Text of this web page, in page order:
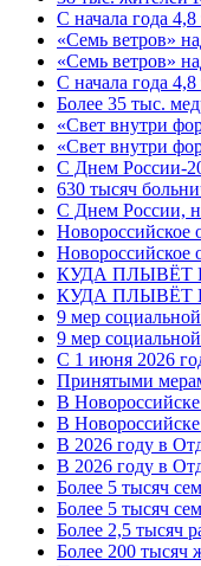
С начала года
«Семь ветров»
«Семь ветров»
С начала года
Более 35 тыс.
«Свет внутри
«Свет внутри
C Днем России-
630 тысяч
C Днем России,
Новороссийское
Новороссийское
КУДА ПЛЫВЁТ
КУДА ПЛЫВЁТ
9 мер
9 мер
С 1 июня 2026
Принятыми
В
В
В 2026 году в
В 2026 году в
Более 5 тысяч
Более 5 тысяч
Более 2,5 тысяч
Более 200 тысяч